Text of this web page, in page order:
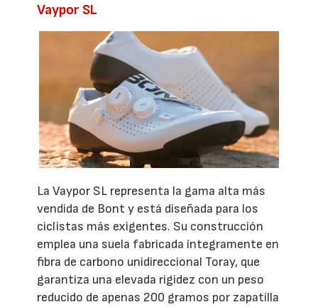
Vaypor SL
La Vaypor SL representa la gama alta más
vendida de Bont y está diseñada para los
ciclistas más exigentes. Su construcción
emplea una suela fabricada íntegramente en
fibra de carbono unidireccional Toray, que
garantiza una elevada rigidez con un peso
reducido de apenas 200 gramos por zapatilla